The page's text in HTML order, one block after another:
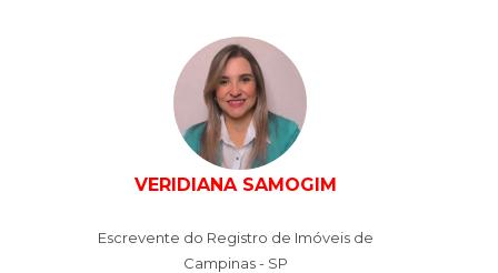
VERIDIANA SAMOGIM
Escrevente do Registro de Imóveis de
Campinas - SP